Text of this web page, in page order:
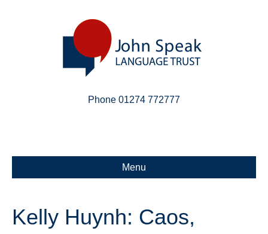
Phone 01274 772777
Menu
Kelly Huynh: Caos,